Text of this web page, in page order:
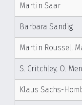
Martin Saar
Barbara Sandig
Martin Roussel,
S. Critchley, O.
Klaus Sachs-